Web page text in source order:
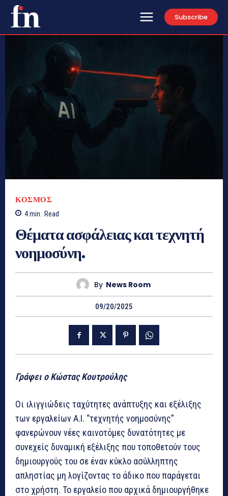
Subscribe
ΚΟΣΜΟΣ
4min. Read
Θέματα ασφάλειας και τεχνητή
νοημοσύνη.
By News Room
09/20/2025
Γράφει ο Κώστας Κουτρούλης
Οι ιλιγγιώδεις ταχύτητες ανάπτυξης και εξέλιξης
των εργαλείων Α.Ι. “τεχνητής νοημοσύνης”
φανερώνουν νέες καινοτόμες δυνατότητες με
συνεχείς δυναμική εξέλιξης που τοποθετούν τους
δημιουργούς του σε έναν κύκλο ασύλληπτης
απληστίας μη λογίζοντας το άδικο που παράγεται
στο χρήστη. Το εργαλείο που αρχικά δημιουργήθηκε